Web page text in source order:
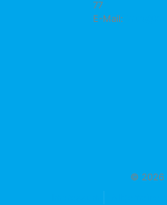
77
E-Mail:
© 2026